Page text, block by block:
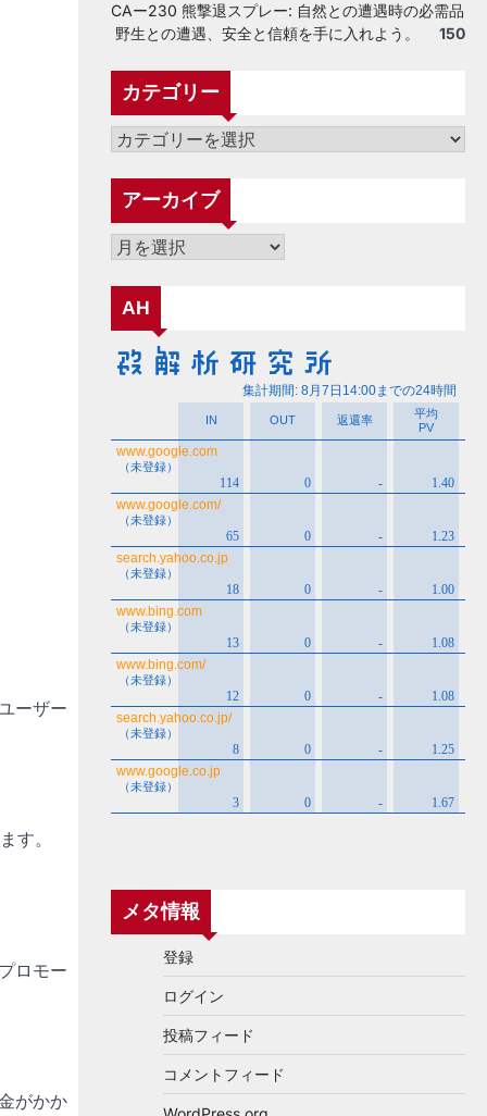
ーザー
す。
ロモー
がかか
CAー230 熊撃退スプレー: 自然との遭遇時の必需品
野生との遭遇、安全と信頼を手に入れよう。
150
カテゴリー
カ
ゴ
ー
アーカイブ
ア
カ
ブ
AH
メタ情報
登録
ログイン
投稿フィード
コメントフィード